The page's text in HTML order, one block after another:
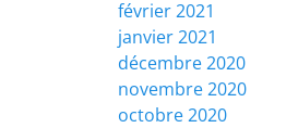
février 2021
janvier 2021
décembre 2020
novembre 2020
octobre 2020